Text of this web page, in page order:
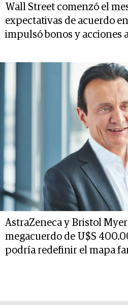
Wall Street comenzó el
expectativas de acuerdo
impulsó bonos y acciones
AstraZeneca y Bristol
megacuerdo de U$S
podría redefinir el mapa